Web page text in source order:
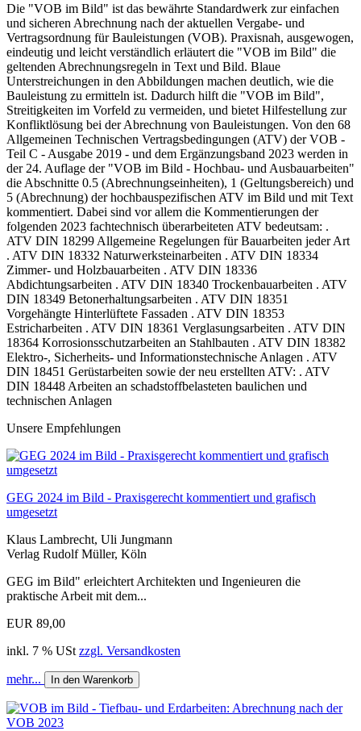
Die "VOB im Bild" ist das bewährte Standardwerk zur einfachen
und sicheren Abrechnung nach der aktuellen Vergabe- und
Vertragsordnung für Bauleistungen (VOB). Praxisnah, ausgewogen,
eindeutig und leicht verständlich erläutert die "VOB im Bild" die
geltenden Abrechnungsregeln in Text und Bild. Blaue
Unterstreichungen in den Abbildungen machen deutlich, wie die
Bauleistung zu ermitteln ist. Dadurch hilft die "VOB im Bild",
Streitigkeiten im Vorfeld zu vermeiden, und bietet Hilfestellung zur
Konfliktlösung bei der Abrechnung von Bauleistungen. Von den 68
Allgemeinen Technischen Vertragsbedingungen (ATV) der VOB -
Teil C - Ausgabe 2019 - und dem Ergänzungsband 2023 werden in
der 24. Auflage der "VOB im Bild - Hochbau- und Ausbauarbeiten"
die Abschnitte 0.5 (Abrechnungseinheiten), 1 (Geltungsbereich) und
5 (Abrechnung) der hochbauspezifischen ATV im Bild und mit Text
kommentiert. Dabei sind vor allem die Kommentierungen der
folgenden 2023 fachtechnisch überarbeiteten ATV bedeutsam: .
ATV DIN 18299 Allgemeine Regelungen für Bauarbeiten jeder Art
. ATV DIN 18332 Naturwerksteinarbeiten . ATV DIN 18334
Zimmer- und Holzbauarbeiten . ATV DIN 18336
Abdichtungsarbeiten . ATV DIN 18340 Trockenbauarbeiten . ATV
DIN 18349 Betonerhaltungsarbeiten . ATV DIN 18351
Vorgehängte Hinterlüftete Fassaden . ATV DIN 18353
Estricharbeiten . ATV DIN 18361 Verglasungsarbeiten . ATV DIN
18364 Korrosionsschutzarbeiten an Stahlbauten . ATV DIN 18382
Elektro-, Sicherheits- und Informationstechnische Anlagen . ATV
DIN 18451 Gerüstarbeiten sowie der neu erstellten ATV: . ATV
DIN 18448 Arbeiten an schadstoffbelasteten baulichen und
technischen Anlagen
Unsere Empfehlungen
GEG 2024 im Bild - Praxisgerecht kommentiert und grafisch
umgesetzt
Klaus Lambrecht, Uli Jungmann
Verlag Rudolf Müller, Köln
GEG im Bild" erleichtert Architekten und Ingenieuren die
praktische Arbeit mit dem...
EUR 89,00
inkl. 7 % USt zzgl. Versandkosten
mehr... In den Warenkorb